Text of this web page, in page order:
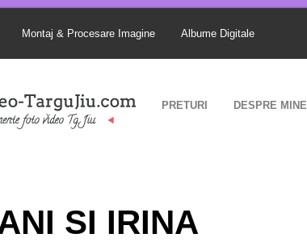
Montaj & Procesare Imagine Albume Digitale
PRETURI DESPRE MINE
SI IRINA